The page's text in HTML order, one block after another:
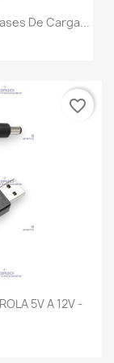
De Carga...
5V A 12V -
favorite_border